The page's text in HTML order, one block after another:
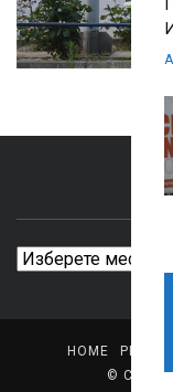
Archives
HOME PRESS
©